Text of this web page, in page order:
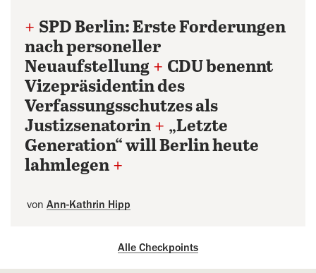
+ SPD Berlin: Erste Forderungen
nach personeller
Neuaufstellung + CDU benennt
Vizepräsidentin des
Verfassungsschutzes als
Justizsenatorin + „Letzte
Generation“ will Berlin heute
lahmlegen +
von Ann-Kathrin Hipp
Alle Checkpoints